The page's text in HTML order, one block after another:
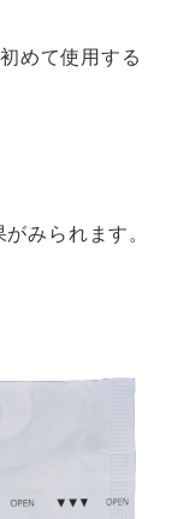
めて使用する
みられます。